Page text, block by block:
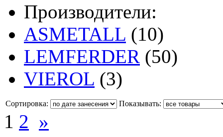
Производители:
ASMETALL (10)
LEMFERDER (50)
VIEROL (3)
Сортировка: Показывать:
1 2 »